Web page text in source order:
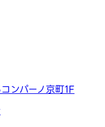
ンパーノ京町1F